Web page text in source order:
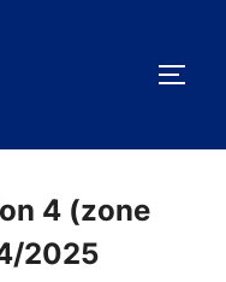
4 (zone
2025